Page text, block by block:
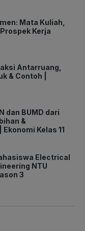
Mata Kuliah,
Kerja
Antarruang,
& Contoh |
dan BUMD dari
&
Kelas 11
Electrical
NTU
3